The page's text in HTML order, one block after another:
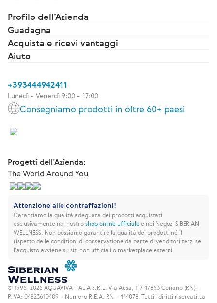
Profilo dell’Azienda
Guadagna
Acquista e ricevi vantaggi
Aiuto
+393444942411
Lunedì - Venerdì 9:00 - 17:00
Consegniamo prodotti in oltre 60+ paesi
Progetti dell’Azienda:
The World Around You
Attenzione alle contraffazioni!
Garantiamo la qualità adeguata dei prodotti acquistati
esclusivamente nel nostroshop online ufficialee nei Negozi SIBERIAN
WELLNESS. Non possiamo garantire la qualità dei prodotti né il
rispetto delle condizioni di conservazione da parte di venditori terzi se
l’acquisto avviene su siti non ufficiali o marketplace esterni.
© 1996–2026 AQUAVIVA ITALIA S.R.L. Via Ausa, 117 47853 Coriano (RN) –
P.IVA: 04823610409 – Numero R.E.A. RN – 444078. Tutti i diritti riservati. La